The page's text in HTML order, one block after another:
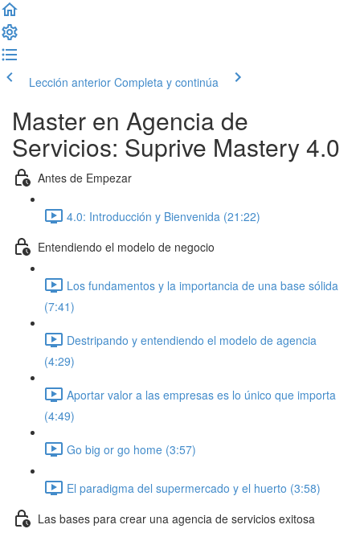
Lección anterior Completa y continúa
Master en Agencia de
Servicios: Suprive Mastery 4.0
Antes de Empezar
4.0: Introducción y Bienvenida (21:22)
Entendiendo el modelo de negocio
Los fundamentos y la importancia de una base sólida
(7:41)
Destripando y entendiendo el modelo de agencia
(4:29)
Aportar valor a las empresas es lo único que importa
(4:49)
Go big or go home (3:57)
El paradigma del supermercado y el huerto (3:58)
Las bases para crear una agencia de servicios exitosa